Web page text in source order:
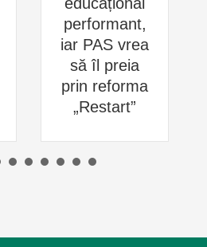
performant,
iar PAS vrea
să îl preia
prin reforma
„Restart”